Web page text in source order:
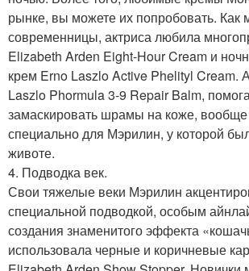
рынке, вы можете их попробовать. Как
современницы, актриса любила
Elizabeth Arden Eight-Hour Cream и
крем Erno Laszlo Active Phelityl Cream.
Laszlo Phormula 3-9 Repair Balm,
замаскировать шрамы на коже, вообще
специально для Мэрилин, у которой
животе.
4. Подводка век.
Свои тяжелые веки Мэрилин
специальной подводкой, особым
создания знаменитого эффекта
использовала черные и коричневые